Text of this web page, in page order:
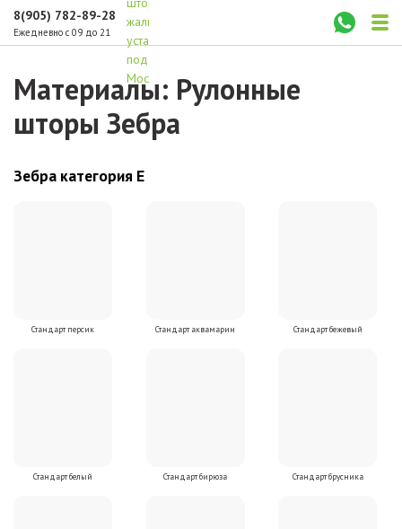
8(905) 782-89-28
Ежедневно с 09 до 21
Материалы: Рулонные
шторы Зебра
Зебра категория Е
Стандарт персик Стандарт аквамарин Стандарт бежевый
Стандарт белый Стандарт бирюза Стандарт брусника